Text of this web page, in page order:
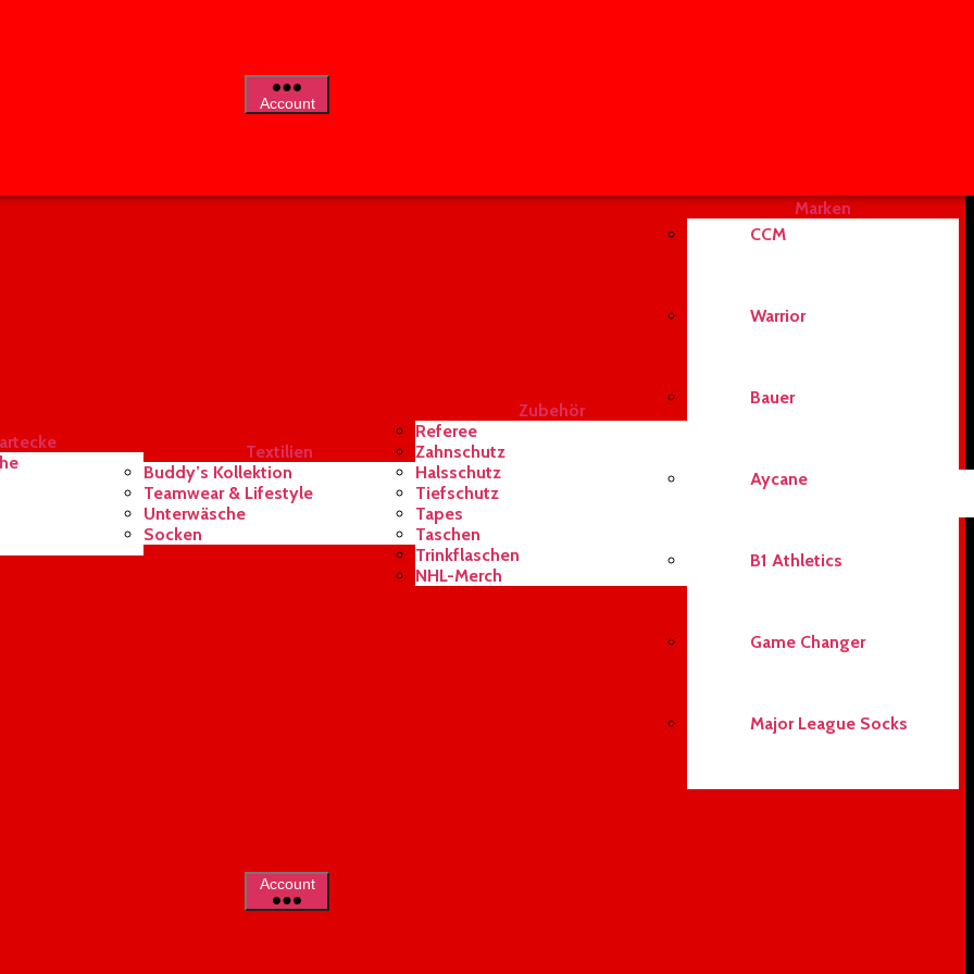
Textilien
Buddy’s Kollektion
Teamwear & Lifestyle
Unterwäsche
Socken
Zubehör
Referee
Zahnschutz
Halsschutz
Tiefschutz
Tapes
Taschen
Trinkflaschen
NHL-Merch
Marken
CCM
Warrior
Bauer
Aycane
B1 Athletics
Game Changer
Major League Socks